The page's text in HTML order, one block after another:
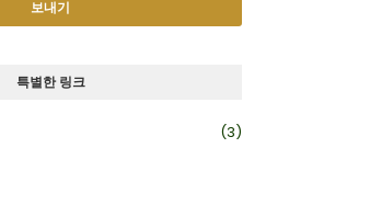
특별한 링크
(3)